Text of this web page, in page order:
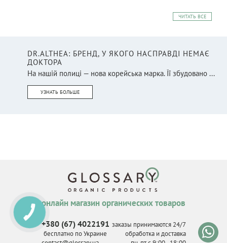
ЧИТАТЬ ВСЕ
DR.ALTHEA: БРЕНД, У ЯКОГО НАСПРАВДІ НЕМАЄ
ДОКТОРА
На нашій полиці — нова корейська марка. Її збудовано ...
УЗНАТЬ БОЛЬШЕ
онлайн магазин органических товаров
+380 (67) 4022191
бесплатно по Украине
заказы принимаются 24/7
обработка и доставка
КНОПКА
СВЯЗИ